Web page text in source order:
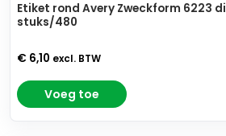
Etiket rond Avery Zweckform 6223
stuks/480
€ 6,10 excl. BTW
Voeg toe